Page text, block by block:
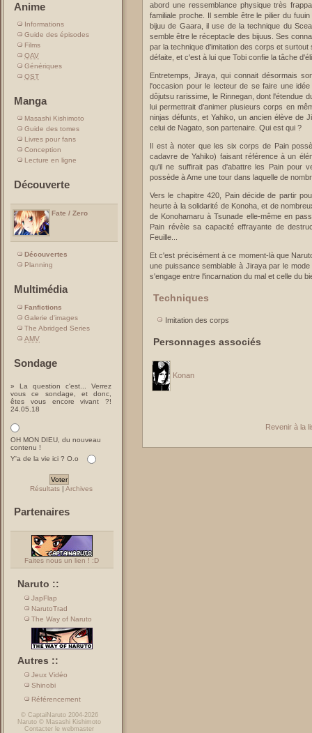
Anime
Informations
Guide des épisodes
Films
OAV
Génériques
OST
Manga
Masashi Kishimoto
Guide des tomes
Livres pour fans
Conception
Lecture en ligne
Découverte
Fate / Zero
Découvertes
Planning
Multimédia
Fanfictions
Galerie d'images
The Abridged Series
AMV
Sondage
» La question c'est... Verrez
vous ce sondage, et donc,
êtes vous encore vivant ?!
24.05.18
OH MON DIEU, du nouveau
contenu !
Y'a de la vie ici ? O.o
Résultats| Archives
Partenaires
Faites nous un lien ! :D
Naruto ::
JapFlap
NarutoTrad
The Way of Naruto
Autres ::
Jeux Vidéo
Shinobi
Référencement
© CaptaiNaruto2004-2026
Naruto © Masashi Kishimoto
Contacter le webmaster
abord une ressemblance physique très
familiale proche. Il semble être le pilier du
bijuu de Gaara, il use de la technique du
semble être le réceptacle des bijuus. Ses
par la technique d'imitation des corps et
défaite, et c'est à lui que Tobi confie la tâche
Entretemps, Jiraya, qui connait désormais
l'occasion pour le lecteur de se faire une
dôjutsu rarissime, le Rinnegan, dont l'étendue
lui permettrait d'animer plusieurs corps en
ninjas défunts, et Yahiko, un ancien élève de
celui de Nagato, son partenaire. Qui est qui ?
Il est à noter que les six corps de Pain
cadavre de Yahiko) faisant référence à un
qu'il ne suffirait pas d'abattre les Pain pour
possède à Ame une tour dans laquelle de
Vers le chapitre 420, Pain décide de partir
heurte à la solidarité de Konoha, et de
de Konohamaru à Tsunade elle-même en
Pain révèle sa capacité effrayante de
Feuille...
Et c'est précisément à ce moment-là que
une puissance semblable à Jiraya par le
s'engage entre l'incarnation du mal et celle du
Techniques
Imitation des corps
Personnages associés
Konan
Revenir à la